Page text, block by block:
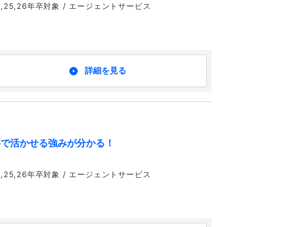
年卒対象 / エージェントサービス
詳細を見る
活かせる強みが分かる！
年卒対象 / エージェントサービス